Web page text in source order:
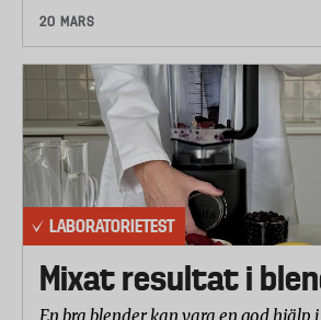
20 MARS
LABORATORIETEST
Mixat resultat i
En bra blender kan vara en god hjälp